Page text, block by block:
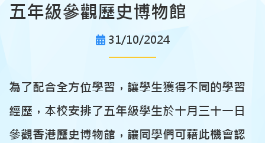
五年級參觀歷史博物館
31/10/2024
為了配合全方位學習，讓學生獲得不同的學習
經歷，本校安排了五年級學生於十月三十一日
參觀香港歷史博物館，讓同學們可藉此機會認